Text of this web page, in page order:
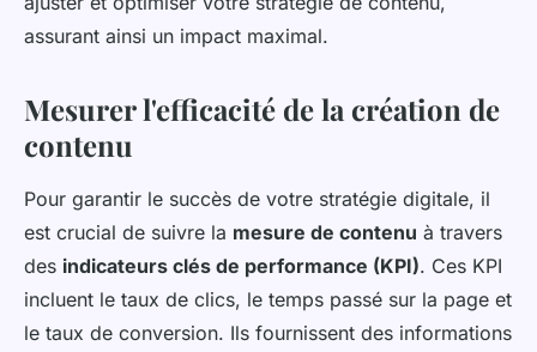
assurant ainsi un impact maximal.
Mesurer l'efficacité de la création de
contenu
Pour garantir le succès de votre stratégie digitale, il
est crucial de suivre la mesure de contenu à travers
des indicateurs clés de performance (KPI). Ces KPI
incluent le taux de clics, le temps passé sur la page et
le taux de conversion. Ils fournissent des informations